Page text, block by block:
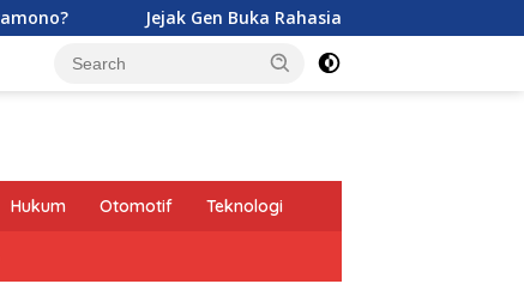
Jejak Gen Buka Rahasia Kucing di Eropa oleh Tentara
Hukum Otomotif Teknologi